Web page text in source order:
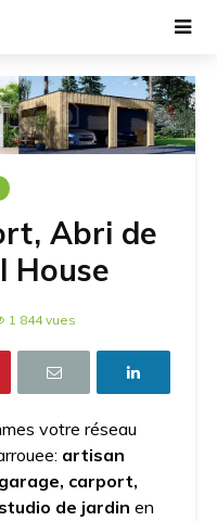
Abri de
House
1 844 vues
votre réseau
artisan
carport,
de jardin en